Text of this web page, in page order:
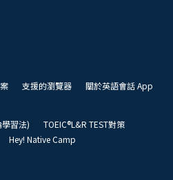
支援的瀏覽器 關於英語會話 App
習法)
TOEIC®L&R TEST對策
Hey! Native Camp